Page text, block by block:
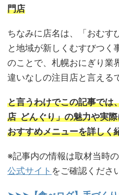
門店
ちなみに店名は、「おむす
と地域が新しくむすびつく
のことで、札幌おにぎり業
違いなしの注目店と言える
と言うわけでこの記事では
店 どんぐり」の魅力や実
おすすめメニューを詳しく
※記事内の情報は取材当時
公式サイト をご確認くださ